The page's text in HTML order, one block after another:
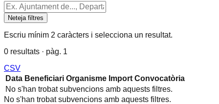
Neteja filtres
Escriu mínim 2 caràcters i selecciona un resultat.
0 resultats · pàg. 1
CSV
Data Beneficiari Organisme Import Convocatòria
No s'han trobat subvencions amb aquests filtres.
No s'han trobat subvencions amb aquests filtres.